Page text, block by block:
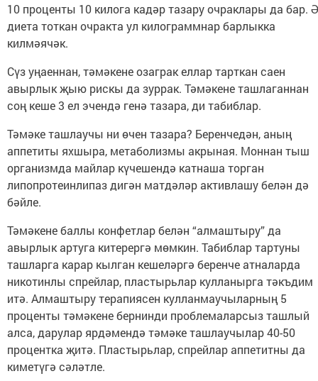
10 проценты 10 килога кадәр тазару очраклары да бар. Ә
диета тоткан очракта ул килограммнар барлыкка
килмәячәк.
Сүз уңаеннан, тәмәкене озаграк еллар тарткан саен
авырлык җыю рискы да зуррак. Тәмәкене ташлаганнан
соң кеше 3 ел эчендә генә тазара, ди табиблар.
Тәмәке ташлаучы ни өчен тазара? Беренчедән, аның
аппетиты яхшыра, метаболизмы акрыная. Моннан тыш
организмда майлар күчешендә катнаша торган
липопротеинлипаз дигән матдәләр активлашу белән дә
бәйле.
Тәмәкене баллы конфетлар белән “алмаштыру” да
авырлык артуга китерергә мөмкин. Табиблар тартуны
ташларга карар кылган кешеләргә беренче атналарда
никотинлы спрейлар, пластырьлар кулланырга тәкъдим
итә. Алмаштыру терапиясен кулланмаучыларның 5
проценты тәмәкене бернинди проблемаларсыз ташлый
алса, дарулар ярдәмендә тәмәке ташлаучылар 40-50
процентка җитә. Пластырьлар, спрейлар аппетитны да
киметүгә сәләтле.